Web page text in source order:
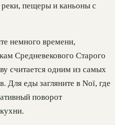
реки, пещеры и каньоны с
немного времени,
Средневекового Старого
считается одним из самых
Для еды загляните в Noï, где
поворот